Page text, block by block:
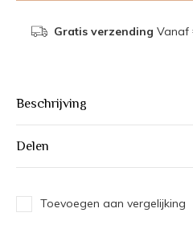
Gratis verzending Vanaf
Beschrijving
Delen
Toevoegen aan vergelijking